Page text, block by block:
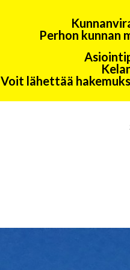
Perhon kunnan
Voit lähettää